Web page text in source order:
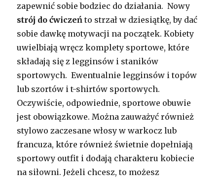
zapewnić sobie bodziec do działania. Nowy
strój do ćwiczeń to strzał w dziesiątkę, by dać
sobie dawkę motywacji na początek. Kobiety
uwielbiają wręcz komplety sportowe, które
składają się z legginsów i staników
sportowych. Ewentualnie legginsów i topów
lub szortów i t-shirtów sportowych.
Oczywiście, odpowiednie, sportowe obuwie
jest obowiązkowe. Można zauważyć również
stylowo zaczesane włosy w warkocz lub
francuza, które również świetnie dopełniają
sportowy outfit i dodają charakteru kobiecie
na siłowni. Jeżeli chcesz, to możesz